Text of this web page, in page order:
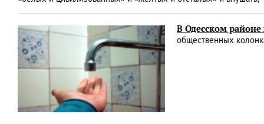
В Одесском
общественных